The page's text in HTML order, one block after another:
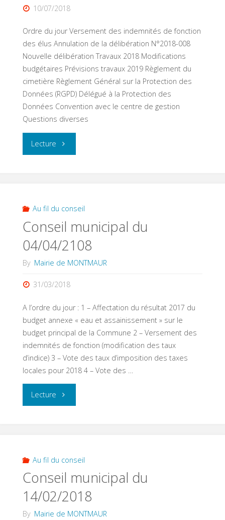
10/07/2018
Ordre du jour Versement des indemnités de fonction
des élus Annulation de la délibération N°2018-008
Nouvelle délibération Travaux 2018 Modifications
budgétaires Prévisions travaux 2019 Règlement du
cimetière Règlement Général sur la Protection des
Données (RGPD) Délégué à la Protection des
Données Convention avec le centre de gestion
Questions diverses
Lecture "Conseil
18/07/2018"
Au fil du conseil
Conseil municipal du
04/04/2108
By Mairie de MONTMAUR
31/03/2018
A l’ordre du jour : 1 – Affectation du résultat 2017 du
budget annexe « eau et assainissement » sur le
budget principal de la Commune 2 – Versement des
indemnités de fonction (modification des taux
d’indice) 3 – Vote des taux d’imposition des taxes
locales pour 2018 4 – Vote des …
Lecture "Conseil
04/04/2108"
Au fil du conseil
Conseil municipal du
14/02/2018
By Mairie de MONTMAUR